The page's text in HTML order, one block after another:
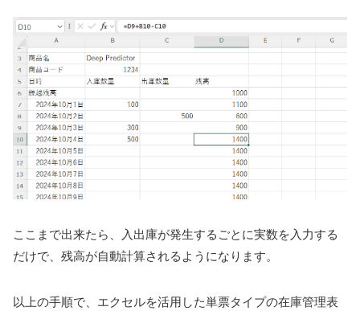
ここまで出来たら、入出庫が発生するごとに実数を入力する
だけで、残高が自動計算されるようになります。
以上の手順で、エクセルを活用した単票タイプの在庫管理表